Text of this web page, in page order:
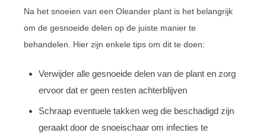
Na het snoeien van een Oleander plant is het belangrijk
om de gesnoeide delen op de juiste manier te
behandelen. Hier zijn enkele tips om dit te doen:
Verwijder alle gesnoeide delen van de plant en zorg
ervoor dat er geen resten achterblijven
Schraap eventuele takken weg die beschadigd zijn
geraakt door de snoeischaar om infecties te